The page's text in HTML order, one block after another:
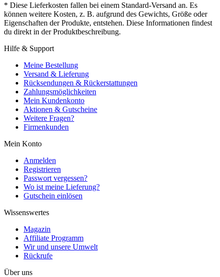
* Diese Lieferkosten fallen bei einem Standard-Versand an. Es
können weitere Kosten, z. B. aufgrund des Gewichts, Größe oder
Eigenschaften der Produkte, entstehen. Diese Informationen findest
du direkt in der Produktbeschreibung.
Hilfe & Support
Meine Bestellung
Versand & Lieferung
Rücksendungen & Rückerstattungen
Zahlungsmöglichkeiten
Mein Kundenkonto
Aktionen & Gutscheine
Weitere Fragen?
Firmenkunden
Mein Konto
Anmelden
Registrieren
Passwort vergessen?
Wo ist meine Lieferung?
Gutschein einlösen
Wissenswertes
Magazin
Affiliate Programm
Wir und unsere Umwelt
Rückrufe
Über uns